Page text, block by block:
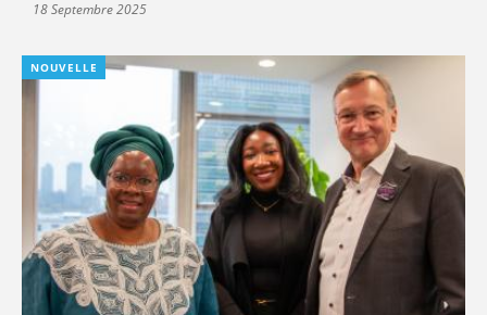
18 Septembre 2025
NOUVELLE